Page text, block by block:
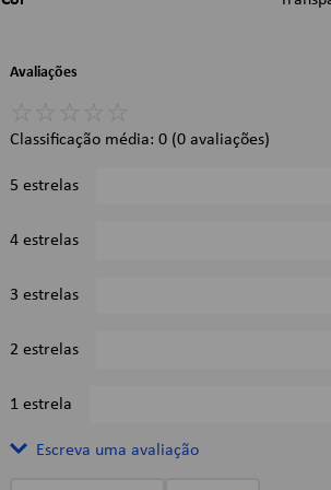
Avaliações
☆ ☆ ☆ ☆ ☆
Classificação média: 0 (0 avaliações)
5 estrelas
4 estrelas
3 estrelas
2 estrelas
1 estrela
Escreva uma avaliação